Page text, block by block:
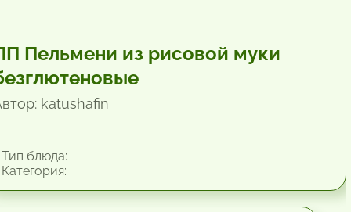
Пельмени из рисовой муки
katushafin
блюда: